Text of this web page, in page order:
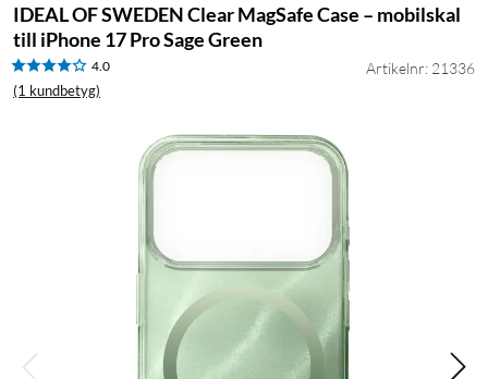
IDEAL OF SWEDEN Clear MagSafe Case – mobilskal
till iPhone 17 Pro Sage Green
4.0
(1 kundbetyg)
Artikelnr: 21336